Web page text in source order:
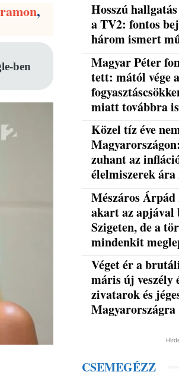
,
ben
Hosszú
a TV2: fontos
három ismert
Magyar Péter
tett: mától vége
miatt továbbra
Közel tíz éve
zuhant az
élelmiszerek ára
Mészáros
akart az apjával
Szigeten, de a
mindenkit
Véget ér a
máris új veszély
zivatarok és
Magyarországra
CSEMEGÉZZ